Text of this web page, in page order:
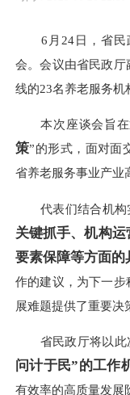
6月24日，省民
会。会议由省民政
线的23名养老服务机
本次座谈会旨在
策”的形式，面对面
省养老服务事业产业
代表们结合机构
关键抓手、机构
要素保障等方面
作的建议，为下一
展难题提供了重要决
省民政厅将以此
问计于民”的工作
有效率的高质量发展